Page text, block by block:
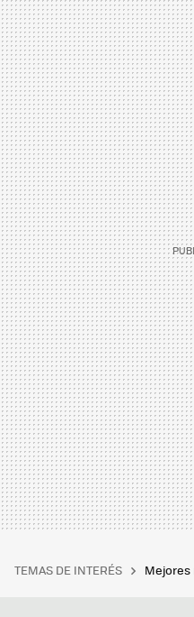
TEMAS DE INTERÉS Mejores